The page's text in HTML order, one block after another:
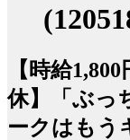
【時給
休】「ぶっ
ークはもう